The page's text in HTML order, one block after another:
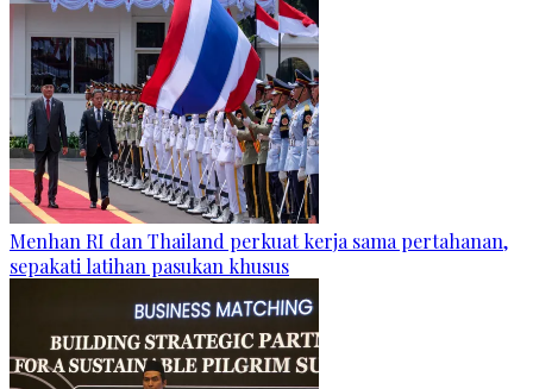
Menhan RI dan Thailand perkuat kerja sama pertahanan,
sepakati latihan pasukan khusus